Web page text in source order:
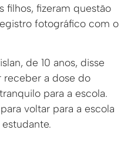
filhos, fizeram questão
fotográfico com o
de 10 anos, disse
a dose do
para a escola.
voltar para a escola